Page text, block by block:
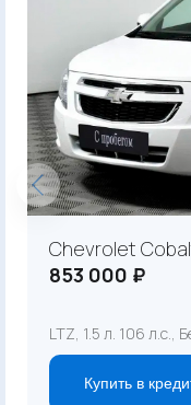
Chevrolet
853 000 ₽
LTZ, 1.5 л. 106 л.с.,
Купить в